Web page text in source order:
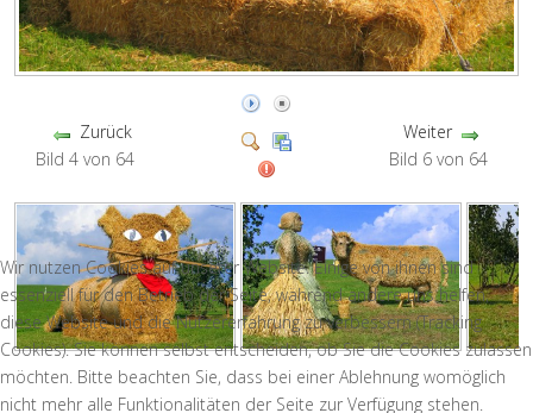
Zurück
Bild 4 von 64
Weiter
Bild 6 von 64
Wir nutzen Cookies auf unserer Website. Einige von ihnen sind
essenziell für den Betrieb der Seite, während andere uns helfen,
diese Website und die Nutzererfahrung zu verbessern (Tracking
Cookies). Sie können selbst entscheiden, ob Sie die Cookies zulassen
möchten. Bitte beachten Sie, dass bei einer Ablehnung womöglich
nicht mehr alle Funktionalitäten der Seite zur Verfügung stehen.